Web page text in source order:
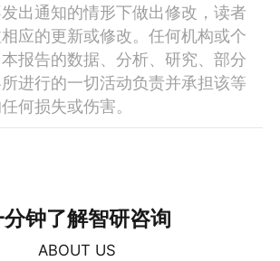
出通知的情形下做出修改，读者
应的更新或修改。任何机构或个
报告的数据、分析、研究、部分
进行的一切活动负责并承担该等
何损失或伤害。
分钟了解智研咨询
ABOUT US